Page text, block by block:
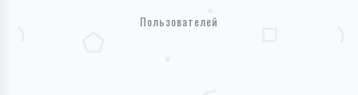
Пользователей